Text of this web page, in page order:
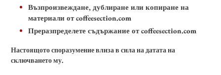
Възпроизвеждане, дублиране или копиране на
материали от coffeesection.com
Преразпределете съдържание от coffeesection.com
Настоящото споразумение влиза в сила на датата на
сключването му.